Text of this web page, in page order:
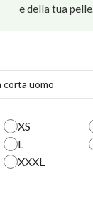
e della tua pelle.
XS
L
XXXL